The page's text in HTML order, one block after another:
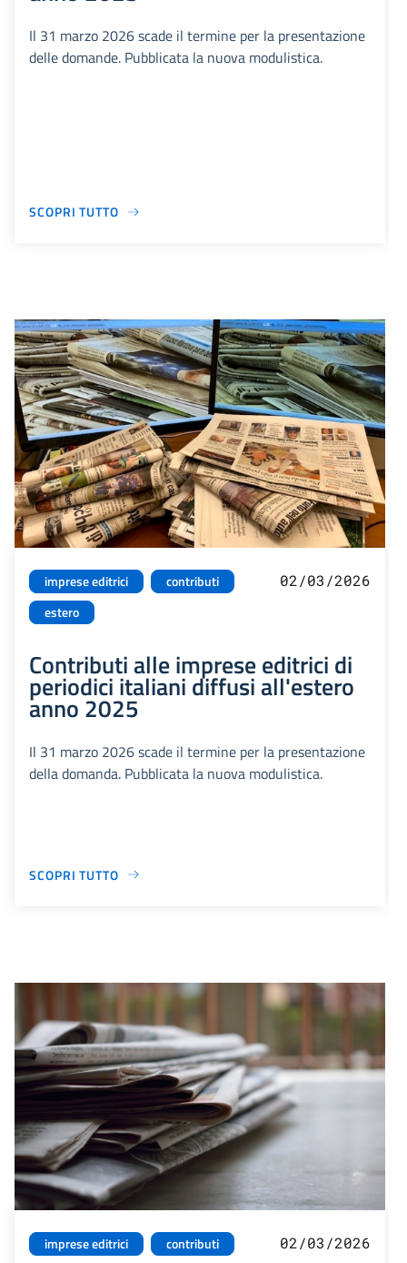
Il 31 marzo 2026 scade il termine per la presentazione
delle domande. Pubblicata la nuova modulistica.
SCOPRI TUTTO
imprese editrici
contributi
estero
02/03/2026
Contributi alle imprese editrici di
periodici italiani diffusi all'estero
anno 2025
Il 31 marzo 2026 scade il termine per la presentazione
della domanda. Pubblicata la nuova modulistica.
SCOPRI TUTTO
imprese editrici
contributi
02/03/2026